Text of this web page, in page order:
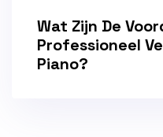
Wat Zijn De
Professioneel
Piano?